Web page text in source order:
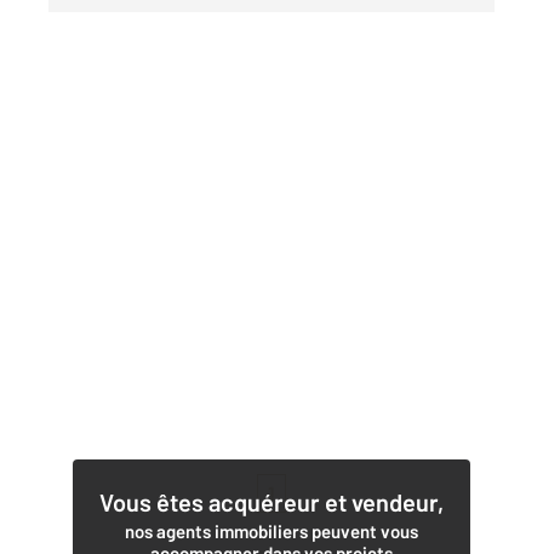
Vous êtes acquéreur et vendeur,
nos agents immobiliers peuvent vous
1